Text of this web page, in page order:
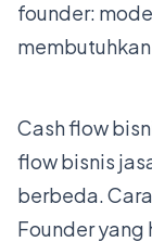
founder:
Cash flow
flow bisnis
berbeda.
Founder yang